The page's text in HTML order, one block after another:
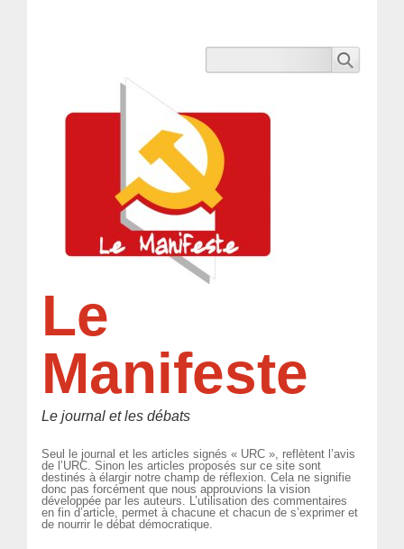
Le
Manifeste
Le journal et les débats
Seul le journal et les articles signés « URC », reflètent l’avis
de l’URC. Sinon les articles proposés sur ce site sont
destinés à élargir notre champ de réflexion. Cela ne signifie
donc pas forcément que nous approuvions la vision
développée par les auteurs. L’utilisation des commentaires
en fin d’article, permet à chacune et chacun de s’exprimer et
de nourrir le débat démocratique.